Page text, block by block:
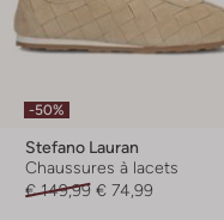
-50%
Stefano Lauran
Chaussures à lacets
€ 149,99 € 74,99